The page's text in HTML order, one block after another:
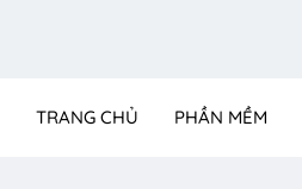
TRANG CHỦ PHẦN MỀM